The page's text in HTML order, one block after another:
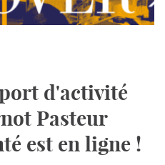
d'activité
Pasteur
est en ligne !